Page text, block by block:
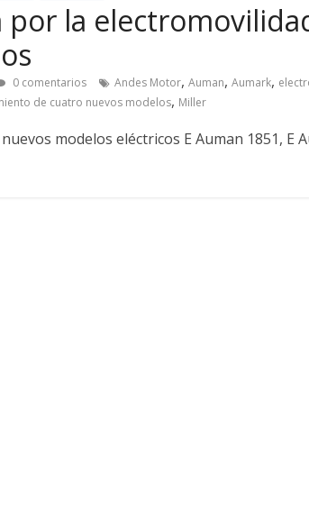
por la
0 comentarios Andes Motor, Auman, Aumark,
de cuatro nuevos modelos, Miller
modelos eléctricos E Auman 1851, E